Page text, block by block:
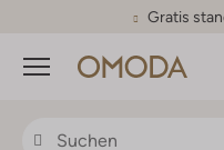
30 Tage
Menü